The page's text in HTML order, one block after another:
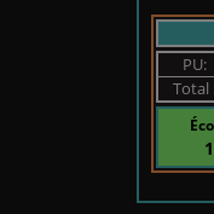
PU:
Total